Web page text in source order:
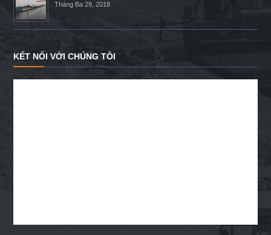
Tháng Ba 29, 2018
KẾT NỐI VỚI CHÚNG TÔI